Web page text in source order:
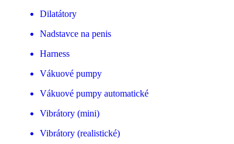
Dilatátory
Nadstavce na penis
Harness
Vákuové pumpy
Vákuové pumpy automatické
Vibrátory (mini)
Vibrátory (realistické)